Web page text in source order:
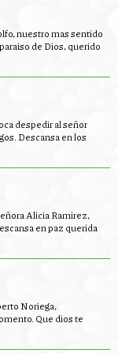
nuestro mas sentido
de Dios, querido
despedir al señor
Descansa en los
Alicia Ramirez,
en paz querida
Noriega,
Que dios te